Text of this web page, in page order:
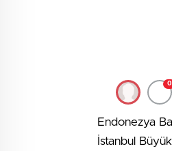
0
Endonezya
İstanbul